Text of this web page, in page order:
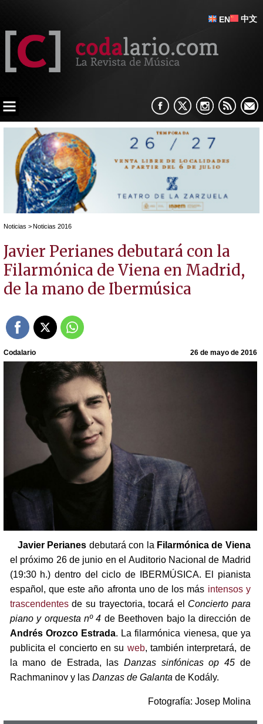
EN 中文
Noticias > Noticias 2016
Javier Perianes debutará con la
Filarmónica de Viena en Madrid,
de la mano de Ibermúsica
Codalario 26 de mayo de 2016
Javier Perianes debutará con la Filarmónica de Viena
el próximo 26 de junio en el Auditorio Nacional de Madrid
(19:30 h.) dentro del ciclo de IBERMÚSICA. El pianista
español, que este año afronta uno de los más intensos y
trascendentesde su trayectoria, tocará el Concierto para
piano y orquesta nº 4 de Beethoven bajo la dirección de
Andrés Orozco Estrada. La filarmónica vienesa, que ya
publicita el concierto en su web, también interpretará, de
la mano de Estrada, lasDanzas sinfónicas op 45 de
Rachmaninov y las Danzas de Galanta de Kodály.
Fotografía: Josep Molina